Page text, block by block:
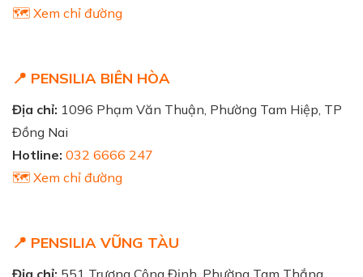
🗺️ Xem chỉ đường
📍 PENSILIA BIÊN HÒA
Địa chỉ: 1096 Phạm Văn Thuận, Phường Tam Hiệp, TP
Đồng Nai
Hotline: 032 6666 247
🗺️ Xem chỉ đường
📍 PENSILIA VŨNG TÀU
Địa chỉ: 551 Trương Công Định, Phường Tam Thắng,